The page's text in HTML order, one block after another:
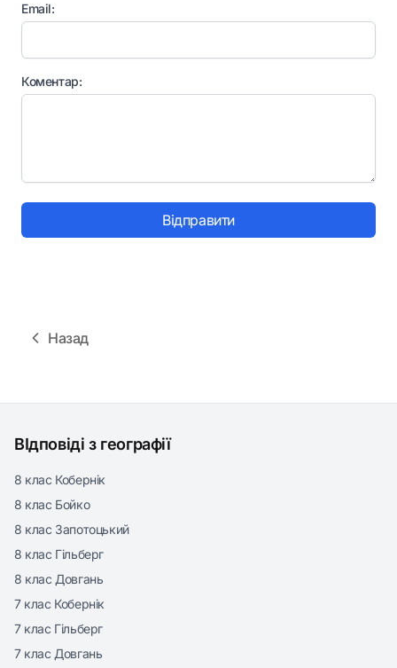
Email:
Коментар:
Відправити
Назад
ВІдповіді з географії
8 клас Кобернік
8 клас Бойко
8 клас Запотоцький
8 клас Гільберг
8 клас Довгань
7 клас Кобернік
7 клас Гільберг
7 клас Довгань